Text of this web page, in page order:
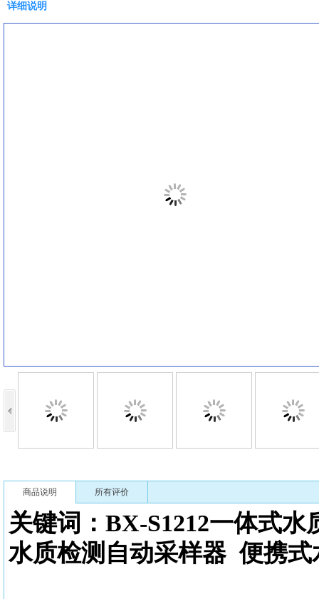
详细说明
商品说明 所有评价
关键词：BX-S1212一体式水
水质检测自动采样器 便携式